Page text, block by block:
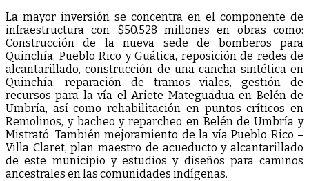
La mayor inversión se concentra en el componente de
infraestructura con $50.528 millones en obras como:
Construcción de la nueva sede de bomberos para
Quinchía, Pueblo Rico y Guática, reposición de redes de
alcantarillado, construcción de una cancha sintética en
Quinchía, reparación de tramos viales, gestión de
recursos para la vía el Ariete Mateguadua en Belén de
Umbría, así como rehabilitación en puntos críticos en
Remolinos, y bacheo y reparcheo en Belén de Umbría y
Mistrató. También mejoramiento de la vía Pueblo Rico –
Villa Claret, plan maestro de acueducto y alcantarillado
de este municipio y estudios y diseños para caminos
ancestrales en las comunidades indígenas.